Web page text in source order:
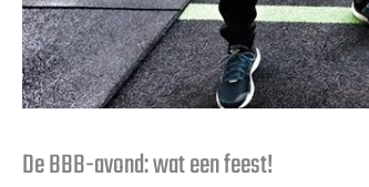
De BBB-avond: wat een feest!